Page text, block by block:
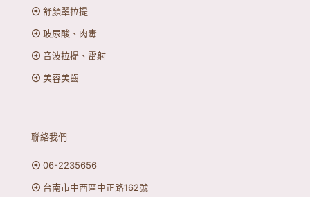
舒顏翠拉提
玻尿酸、肉毒
音波拉提、雷射
美容美齒
聯絡我們
06-2235656
台南市中西區中正路162號